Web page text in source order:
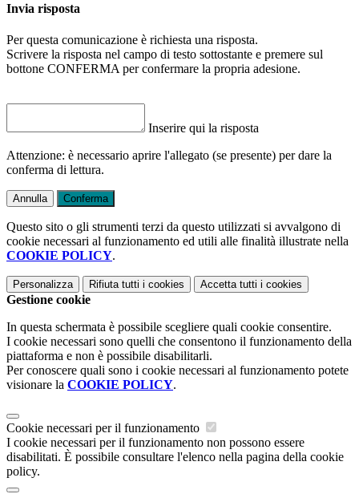
Invia risposta
Per questa comunicazione è richiesta una risposta.
Scrivere la risposta nel campo di testo sottostante e premere sul
bottone CONFERMA per confermare la propria adesione.
Inserire qui la risposta
Attenzione: è necessario aprire l'allegato (se presente) per dare la
conferma di lettura.
Annulla Conferma
Questo sito o gli strumenti terzi da questo utilizzati si avvalgono di
cookie necessari al funzionamento ed utili alle finalità illustrate nella
COOKIE POLICY.
Personalizza Rifiuta tutti i cookies Accetta tutti i cookies
Gestione cookie
In questa schermata è possibile scegliere quali cookie consentire.
I cookie necessari sono quelli che consentono il funzionamento della
piattaforma e non è possibile disabilitarli.
Per conoscere quali sono i cookie necessari al funzionamento potete
visionare la COOKIE POLICY.
Cookie necessari per il funzionamento
I cookie necessari per il funzionamento non possono essere
disabilitati. È possibile consultare l'elenco nella pagina della cookie
policy.